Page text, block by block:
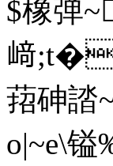
$橡弹
﨑
萔砷誻
o|~e\